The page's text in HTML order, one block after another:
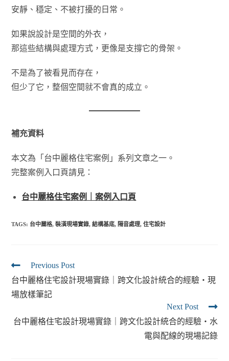
安靜、穩定、不被打擾的日常。
如果說設計是空間的外衣，
那這些結構與處理方式，更像是支撐它的骨架。
不是為了被看見而存在，
但少了它，整個空間就不會真的成立。
補充資料
本文為「台中麗格住宅案例」系列文章之一。
完整案例入口頁請見：
台中麗格住宅案例｜案例入口頁
TAGS: 台中麗格, 裝潢現場實錄, 結構基底, 隔音處理, 住宅設計
Previous Post
台中麗格住宅設計現場實錄｜跨文化設計統合的經驗・現
場放樣筆記
Next Post
台中麗格住宅設計現場實錄｜跨文化設計統合的經驗・水
電與配線的現場記錄